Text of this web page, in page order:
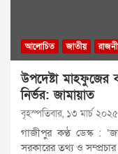
আলোচিত জাতীয়
উপদেষ্টা মাহফুজের
নির্ভর: জামায়াত
বৃহস্পতিবার, ১৩ মার্চ ২০২৫
গাজীপুর কণ্ঠ ডেস্ক :
সরকারের তথ্য ও